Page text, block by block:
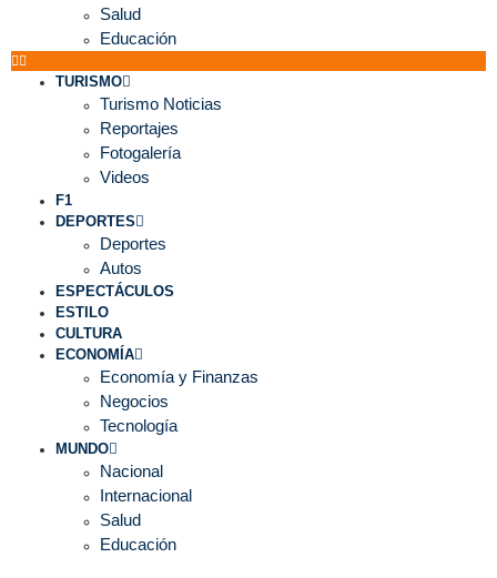
Salud
Educación
TURISMO
Turismo Noticias
Reportajes
Fotogalería
Videos
F1
DEPORTES
Deportes
Autos
ESPECTÁCULOS
ESTILO
CULTURA
ECONOMÍA
Economía y Finanzas
Negocios
Tecnología
MUNDO
Nacional
Internacional
Salud
Educación